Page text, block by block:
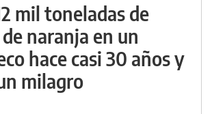
mil toneladas de
naranja en un
hace casi 30 años y
milagro